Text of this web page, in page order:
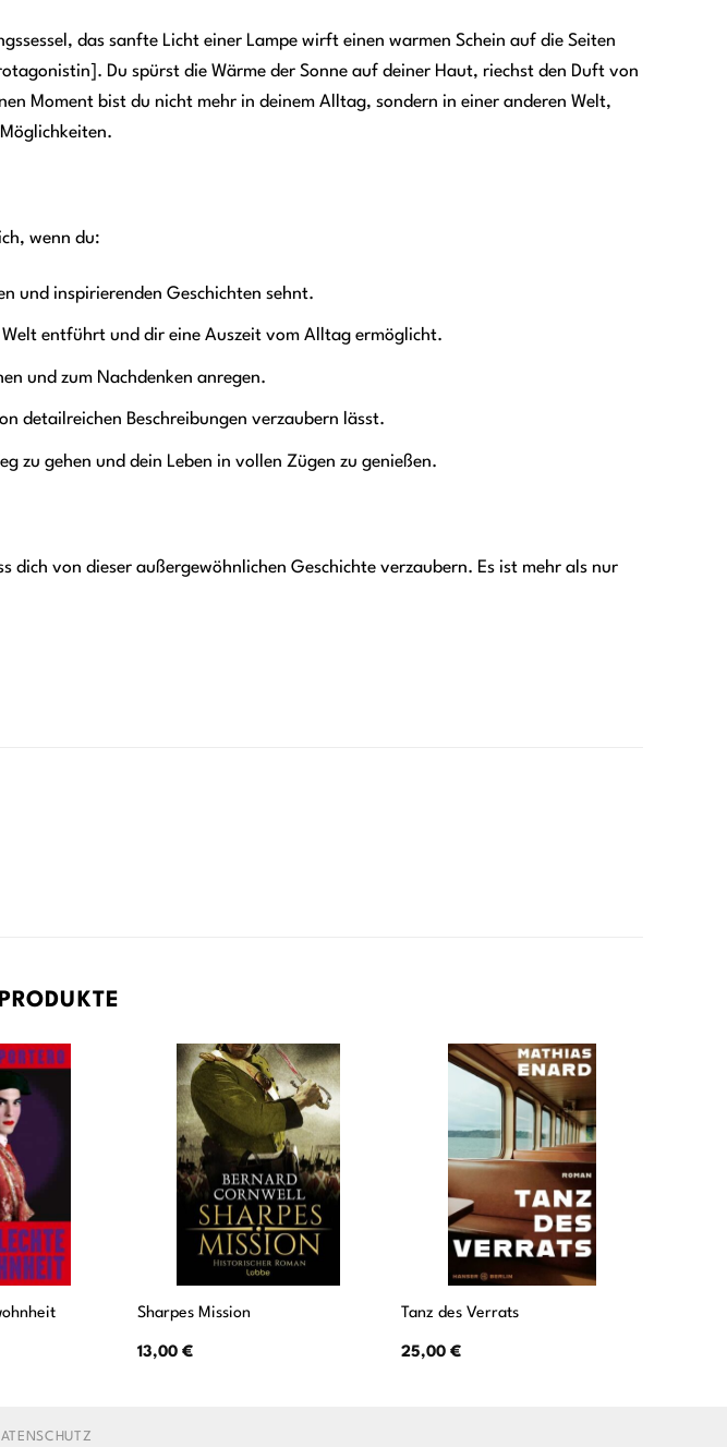
das sanfte Licht einer Lampe wirft einen warmen Schein auf die Seiten
Du spürst die Wärme der Sonne auf deiner Haut, riechst den Duft von
Moment bist du nicht mehr in deinem Alltag, sondern in einer anderen Welt,
wenn du:
und inspirierenden Geschichten sehnt.
Welt entführt und dir eine Auszeit vom Alltag ermöglicht.
und zum Nachdenken anregen.
detailreichen Beschreibungen verzaubern lässt.
zu gehen und dein Leben in vollen Zügen zu genießen.
dich von dieser außergewöhnlichen Geschichte verzaubern. Es ist mehr als nur
Sharpes Mission
13,00 €
Tanz des Verrats
25,00 €